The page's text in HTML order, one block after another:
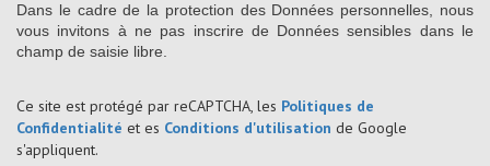
Dans le cadre de la protection des Données personnelles, nous
vous invitons à ne pas inscrire de Données sensibles dans le
champ de saisie libre.
Ce site est protégé par reCAPTCHA, les Politiques de
Confidentialité et es Conditions d'utilisation de Google
s'appliquent.